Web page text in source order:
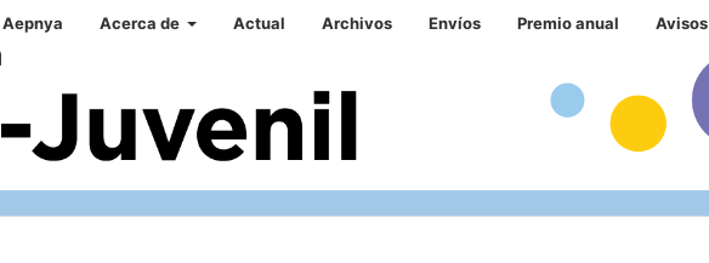
Aepnya Acerca de Actual Archivos Envíos Premio anual Avisos